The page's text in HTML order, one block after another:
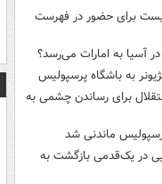
والیبالیست برای حضور در فهرست
آسیا به امارات می‌رسد؟
به باشگاه پرسپولیس
برای رساندن چشمی به
ماندنی شد
در یک‌قدمی بازگشت به